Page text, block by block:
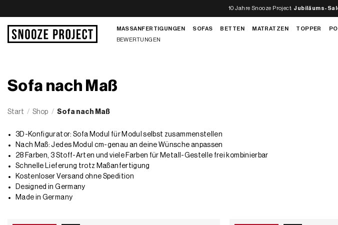
Inhalt
springen
10 Jahre Snooze Project: Jubiläums-
MASSANFERTIGUNGEN SOFAS BETTEN MATRATZEN TOPPER
BEWERTUNGEN
Sofa nach Maß
Start / Shop / Sofa nach Maß
3D-Konfigurator: Sofa Modul für Modul selbst zusammenstellen
Nach Maß: Jedes Modul cm-genau an deine Wünsche anpassen
28 Farben, 3 Stoff-Arten und viele Farben für Metall-Gestelle frei kombinierbar
Schnelle Lieferung trotz Maßanfertigung
Kostenloser Versand ohne Spedition
Designed in Germany
Made in Germany